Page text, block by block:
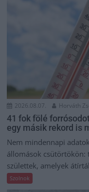
2026.08.07. Horváth
41 fok fölé
egy másik rekord is
Nem mindennapi
állomások csütörtökön:
születtek, amelyek
Szolnok